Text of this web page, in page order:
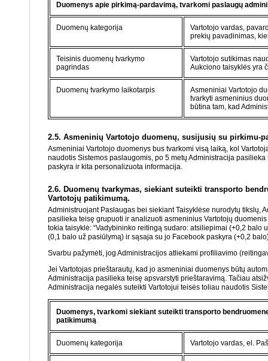
Duomenys apie pirkimą-pardavimą, tvarkomi paslaugų
Duomenų kategorija
Vartotojo vardas,
prekių pavadinimas,
Teisinis duomenų tvarkymo
pagrindas
Vartotojo sutikimas
Aukciono taisyklės yra
Duomenų tvarkymo laikotarpis
Asmeniniai Vartotojo
tvarkyti asmeninius
būtina tam, kad
2.5. Asmeninių Vartotojo duomenų, susijusių su pirkimu-
Asmeniniai Vartotojo duomenys bus tvarkomi visą laiką, kol
naudotis Sistemos paslaugomis, po 5 metų Administracija
paskyra ir kita personalizuota informacija.
2.6. Duomenų tvarkymas, siekiant suteikti transporto
Vartotojų patikimumą.
Administruojant Paslaugas bei siekiant Taisyklėse nurodytų tikslų,
pasilieka teisę grupuoti ir analizuoti asmeninius Vartotojų
tokia taisyklė: “Vadybininko reitingą sudaro: atsiliepimai (+0,2
(0,1 balo už pasiūlymą) ir sąsaja su jo Facebook paskyra (+0,2
Svarbu pažymėti, jog Administracijos atliekami profiliavimo
Jei Vartotojas prieštarautų, kad jo asmeniniai duomenys būtų
Administracija pasilieka teisę apsvarstyti prieštaravimą. Tačiau
Administracija negalės suteikti Vartotojui teisės toliau naudotis
Duomenys, tvarkomi siekiant suteikti transporto
patikimumą
Duomenų kategorija Vartotojo vardas, el.